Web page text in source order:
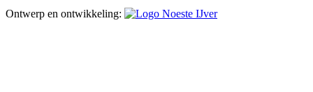
Ontwerp en ontwikkeling: